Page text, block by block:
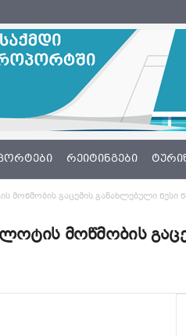
ᲠᲔᲘᲢᲘᲜᲒᲔᲑᲘ
მოწმობის გაცემის განახლებული წესი
მოწმობის